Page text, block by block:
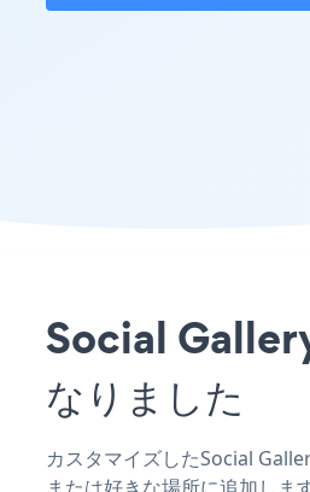
Social
なりました
カスタマイズしたSocial